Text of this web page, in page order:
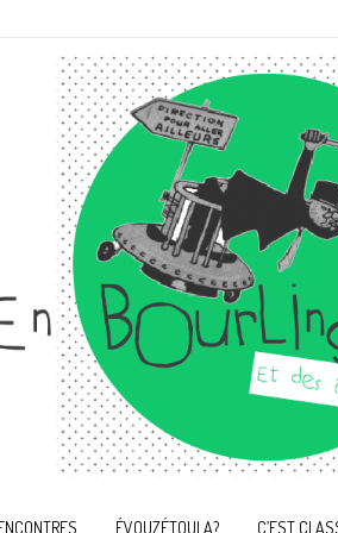
ÉVOUZÉTOULA? C’EST